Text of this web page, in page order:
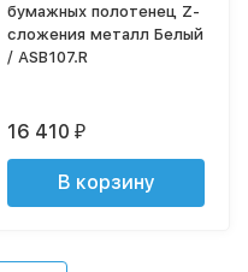
бумажных полотенец Z-
сложения металл Белый
/ ASB107.R
16 410₽
В корзину